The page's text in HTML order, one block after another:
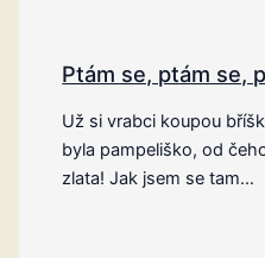
Ptám se, ptám se,
Už si vrabci koupou
byla pampeliško, od
zlata! Jak jsem se tam…